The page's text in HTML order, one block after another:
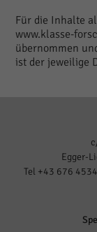
Für die Inhalte
www.klasse-
übernommen
ist der jeweilige
Egger-
Tel +43 676